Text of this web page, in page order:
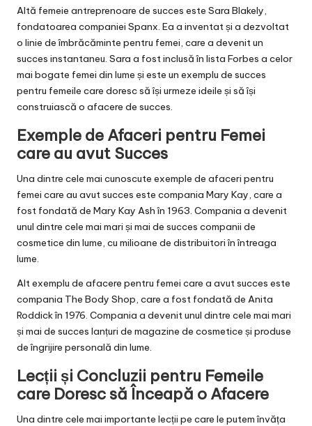
Altă femeie antreprenoare de succes este Sara Blakely,
fondatoarea companiei Spanx. Ea a inventat și a dezvoltat
o linie de îmbrăcăminte pentru femei, care a devenit un
succes instantaneu. Sara a fost inclusă în lista Forbes a celor
mai bogate femei din lume și este un exemplu de succes
pentru femeile care doresc să își urmeze ideile și să își
construiască o afacere de succes.
Exemple de Afaceri pentru Femei
care au avut Succes
Una dintre cele mai cunoscute exemple de afaceri pentru
femei care au avut succes este compania Mary Kay, care a
fost fondată de Mary Kay Ash în 1963. Compania a devenit
unul dintre cele mai mari și mai de succes companii de
cosmetice din lume, cu milioane de distribuitori în întreaga
lume.
Alt exemplu de afacere pentru femei care a avut succes este
compania The Body Shop, care a fost fondată de Anita
Roddick în 1976. Compania a devenit unul dintre cele mai mari
și mai de succes lanțuri de magazine de cosmetice și produse
de îngrijire personală din lume.
Lecții și Concluzii pentru Femeile
care Doresc să Înceapă o Afacere
Una dintre cele mai importante lecții pe care le putem învăța